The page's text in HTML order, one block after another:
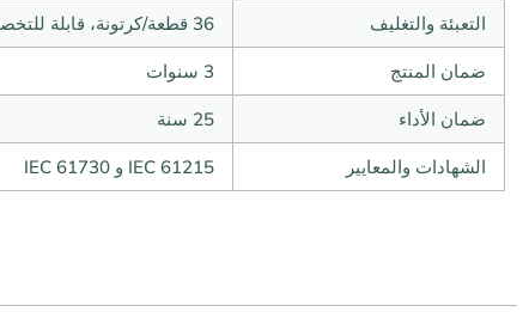
التعبئة والتغليف 36 قطعة/كرتونة، قابلة للتخصيص
ضمان المنتج 3 سنوات
ضمان الأداء 25 سنة
الشهادات والمعايير IEC 61215 و IEC 61730